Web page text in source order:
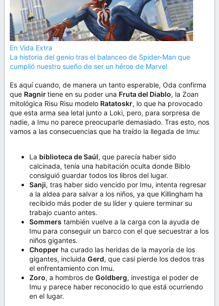
En Vida Extra
La historia del genio tras el balanceo de Spider-Man que
cumplió nuestro sueño de ser un héroe de Marvel
Es aquí cuando, de manera un tanto esperable, Oda confirma
que Ragnirtiene en su poder una Fruta del Diablo, la Zoan
mitológica Risu Risu modelo Ratatoskr, lo que ha provocado
que esta arma sea letal junto a Loki, pero, para sorpresa de
nadie, a Imu no parece preocuparle demasiado. Tras esto, nos
vamos a las consecuencias que ha traído la llegada de Imu:
La biblioteca de Saúl, que parecía haber sido
calcinada, tenía una habitación oculta donde Biblo
consiguió guardar todos los libros del lugar.
Sanji, tras haber sido vencido por Imu, intenta regresar
a la aldea para salvar a los niños, ya que Killingham ha
recibido más poder de su líder y quiere terminar su
trabajo cuanto antes.
Sommers también vuelve a la carga con la ayuda de
Imu para conseguir un barco con el que secuestrar a los
niños gigantes.
Chopper ha curado las heridas de la mayoría de los
gigantes, incluida Gerd, que casi pierde los dedos tras
el enfrentamiento con Imu.
Zoro, a hombros de Goldberg, investiga el poder de
Imu y parece haber reconocido lo que está ocurriendo
en el lugar.